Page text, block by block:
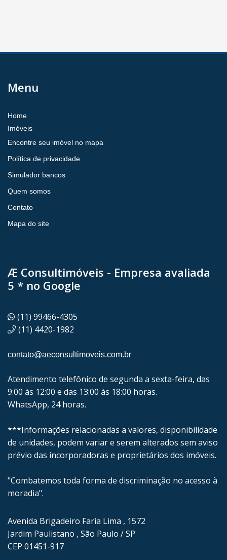
Menu
Home
Imóveis
Encontre seu imóvel no mapa
Política de privacidade
Simulador bancos
Quem somos
Contato
Mapa do site
Æ Consultimóveis - Empresa avaliada
5 * no Google
(11) 99466-4305
(11) 4420-1982
contato@aeconsultimoveis.com.br
Atendimento telefônico de segunda a sexta-feira, das
9:00 às 12:00 e das 13:00 às 18:00 horas.
WhatsApp, 24 horas.
***Informações relacionadas a valores, disponibilidade
de unidades, podem variar e serem alterados sem aviso
prévio das incorporadoras e proprietários dos imóveis.
"Combatemos toda forma de discriminação no acesso à
moradia".
Avenida Brigadeiro Faria Lima , 1572
Jardim Paulistano , São Paulo / SP
CEP 01451-917